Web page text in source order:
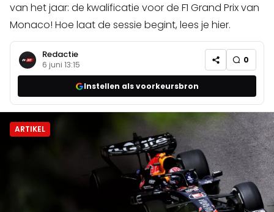
van het jaar: de kwalificatie voor de F1 Grand Prix van
Monaco! Hoe laat de sessie begint, lees je hier.
Redactie
6 juni 13:15 0
Instellen als voorkeursbron
ARTIKEL